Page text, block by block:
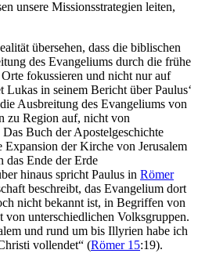
unsere Missionsstrategien leiten,
übersehen, dass die biblischen
des Evangeliums durch die frühe
fokussieren und nicht nur auf
in seinem Bericht über Paulus‘
Ausbreitung des Evangeliums von
zu Region auf, nicht von
Buch der Apostelgeschichte
Expansion der Kirche von Jerusalem
das Ende der Erde
hinaus spricht Paulus in Römer
beschreibt, das Evangelium dort
nicht bekannt ist, in Begriffen von
von unterschiedlichen Volksgruppen.
und rund um bis Illyrien habe ich
vollendet“ (Römer 15:19).